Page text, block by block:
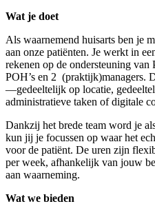
Wat je doet
Als waarnemend huisarts ben je
aan onze patiënten. Je werkt in
rekenen op de ondersteuning van
POH’s en 2 (praktijk)managers.
—gedeeltelijk op locatie,
administratieve taken of digitale
Dankzij het brede team word je
kun jij je focussen op waar het
voor de patiënt. De uren zijn
per week, afhankelijk van jouw
aan waarneming.
Wat we bieden